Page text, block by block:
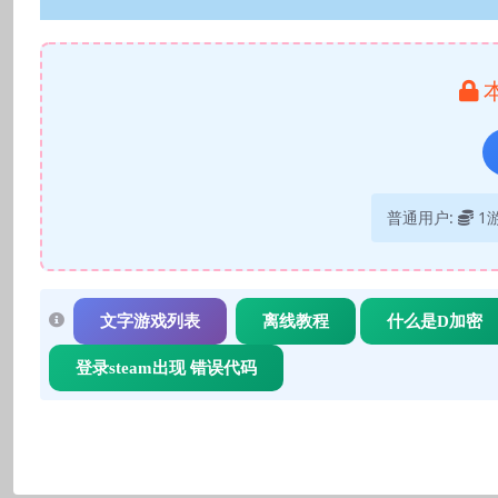
普通用户: 1
文字游戏列表 离线教程 什么是D加密
登录steam出现 错误代码